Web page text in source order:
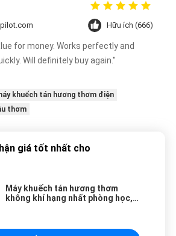
Hữu ích (666)
for money. Works perfectly and
Will definitely buy again."
khuếch tán hương thơm điện
thơm
giá tốt nhất cho
Máy khuếch tán hương thơm
không khí hạng nhất phòng học,